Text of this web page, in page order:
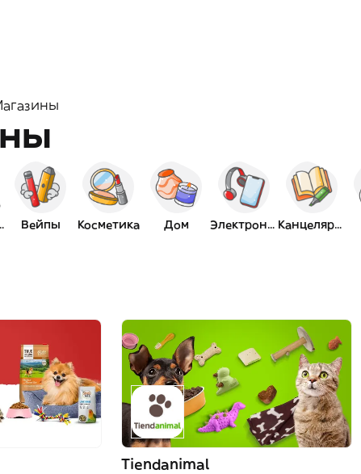
Вейпы Косметика Дом Электроника Канцелярия
Tiendanimal